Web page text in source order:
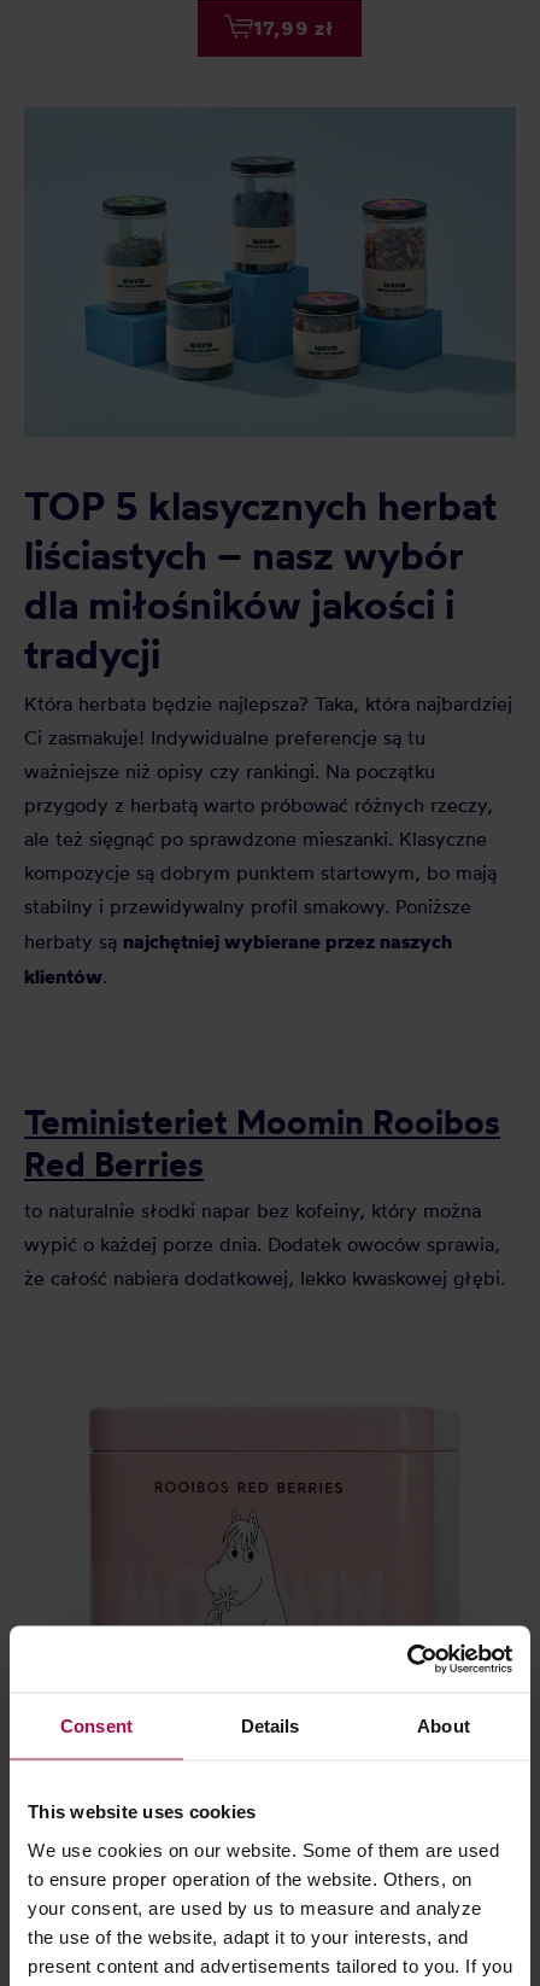
Consent Details About
This website uses cookies
We use cookies on our website. Some of them are used
to ensure proper operation of the website. Others, on
your consent, are used by us to measure and analyze
the use of the website, adapt it to your interests, and
present content and advertisements tailored to you. If you
17,99 zł
TOP 5 klasycznych herbat
liściastych – nasz wybór
dla miłośników jakości i
tradycji
Która herbata będzie najlepsza? Taka, która najbardziej
Ci zasmakuje! Indywidualne preferencje są tu
ważniejsze niż opisy czy rankingi. Na początku
przygody z herbatą warto próbować różnych rzeczy,
ale też sięgnąć po sprawdzone mieszanki. Klasyczne
kompozycje są dobrym punktem startowym, bo mają
stabilny i przewidywalny profil smakowy. Poniższe
herbaty są najchętniej wybierane przez naszych
klientów.
Teministeriet Moomin Rooibos
Red Berries
to naturalnie słodki napar bez kofeiny, który można
wypić o każdej porze dnia. Dodatek owoców sprawia,
że całość nabiera dodatkowej, lekko kwaskowej głębi.